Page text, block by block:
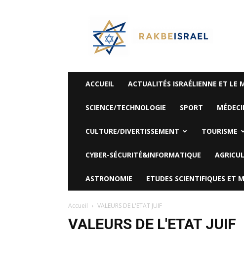
Rak
Be
Israel-
Alyaexpress-
News
ACCUEIL ACTUALITÉS ISRAÉLIENNE ET LE
SCIENCE/TECHNOLOGIE SPORT
CULTURE/DIVERTISSEMENT TOURISME
CYBER-SÉCURITÉ&INFORMATIQUE
ASTRONOMIE ETUDES SCIENTIFIQUES ET
Accueil VALEURS DE L'ETAT JUIF
VALEURS DE L'ETAT JUIF